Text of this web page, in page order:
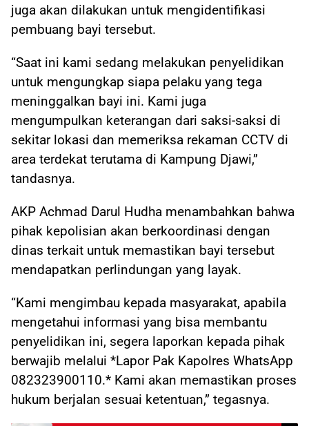
juga akan dilakukan untuk mengidentifikasi
pembuang bayi tersebut.
“Saat ini kami sedang melakukan penyelidikan
untuk mengungkap siapa pelaku yang tega
meninggalkan bayi ini. Kami juga
mengumpulkan keterangan dari saksi-saksi di
sekitar lokasi dan memeriksa rekaman CCTV di
area terdekat terutama di Kampung Djawi,”
tandasnya.
AKP Achmad Darul Hudha menambahkan bahwa
pihak kepolisian akan berkoordinasi dengan
dinas terkait untuk memastikan bayi tersebut
mendapatkan perlindungan yang layak.
“Kami mengimbau kepada masyarakat, apabila
mengetahui informasi yang bisa membantu
penyelidikan ini, segera laporkan kepada pihak
berwajib melalui *Lapor Pak Kapolres WhatsApp
082323900110.* Kami akan memastikan proses
hukum berjalan sesuai ketentuan,” tegasnya.